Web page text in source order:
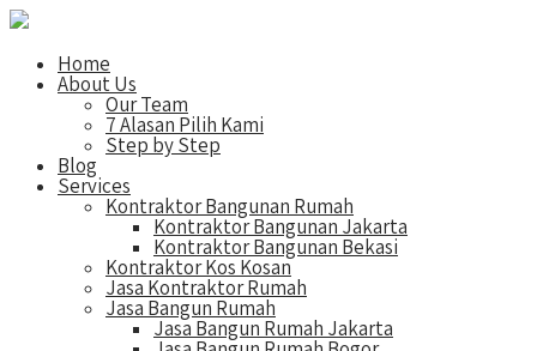
Home
About Us
Our Team
7 Alasan Pilih Kami
Step by Step
Blog
Services
Kontraktor Bangunan Rumah
Kontraktor Bangunan Jakarta
Kontraktor Bangunan Bekasi
Kontraktor Kos Kosan
Jasa Kontraktor Rumah
Jasa Bangun Rumah
Jasa Bangun Rumah Jakarta